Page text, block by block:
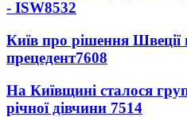
- ISW8532
Київ про рішення
прецедент7608
На Київщині сталося
річної дівчини 7514